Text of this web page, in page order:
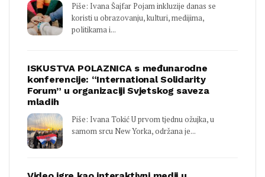
Piše: Ivana Šajfar Pojam inkluzije danas se
koristi u obrazovanju, kulturi, medijima,
politikama i...
ISKUSTVA POLAZNICA s međunarodne
konferencije: “International Solidarity
Forum” u organizaciji Svjetskog saveza
mladih
Piše: Ivana Tokić U prvom tjednu ožujka, u
samom srcu New Yorka, održana je...